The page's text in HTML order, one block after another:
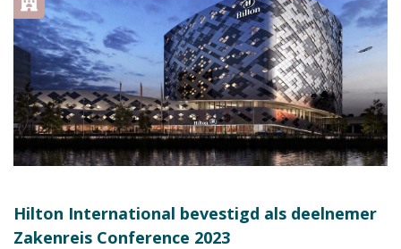
Hilton International bevestigd als deelnemer
Zakenreis Conference 2023